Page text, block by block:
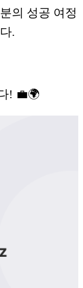
의 성공 여정
.
! 💼🌍